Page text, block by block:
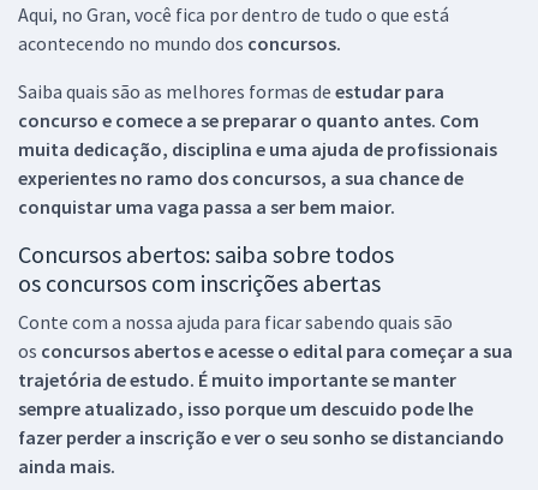
Aqui, no Gran, você fica por dentro de tudo o que está
acontecendo no mundo dos concursos.
Saiba quais são as melhores formas de estudar para
concurso e comece a se preparar o quanto antes. Com
muita dedicação, disciplina e uma ajuda de profissionais
experientes no ramo dos concursos, a sua chance de
conquistar uma vaga passa a ser bem maior.
Concursos abertos: saiba sobre todos
os concursos com inscrições abertas
Conte com a nossa ajuda para ficar sabendo quais são
os concursos abertos e acesse o edital para começar a sua
trajetória de estudo. É muito importante se manter
sempre atualizado, isso porque um descuido pode lhe
fazer perder a inscrição e ver o seu sonho se distanciando
ainda mais.